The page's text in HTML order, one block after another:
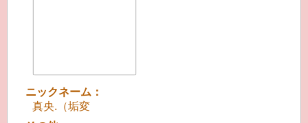
ニックネーム：
真央.（垢変